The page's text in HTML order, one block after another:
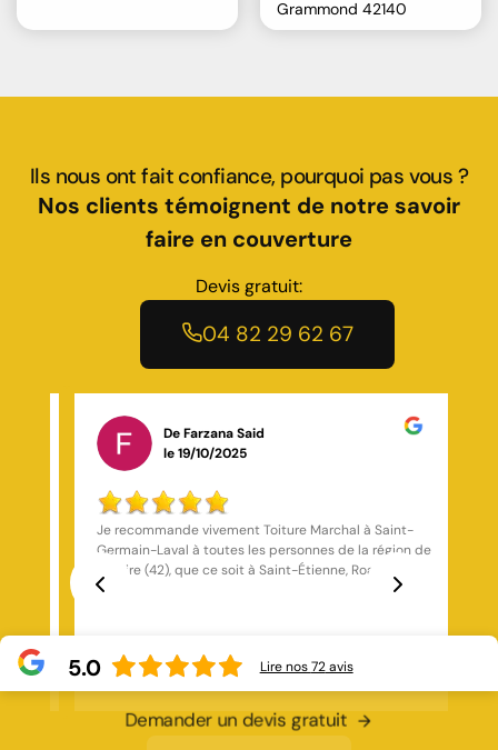
Grammond 42140
Ils nous ont fait confiance, pourquoi pas vous ?
Nos clients témoignent de notre savoir
faire en couverture
Devis gratuit:
04 82 29 62 67
De Stefan Horvath
le 03/03/2026
Bien
Demander un devis gratuit
5.0 Lire nos72avis